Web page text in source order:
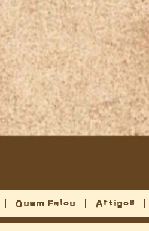
Quem Falou Artigos